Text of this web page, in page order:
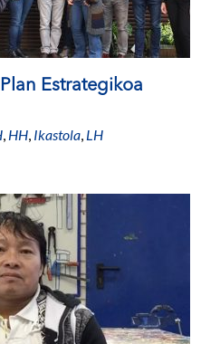
Estrategikoa
, HH, Ikastola, LH